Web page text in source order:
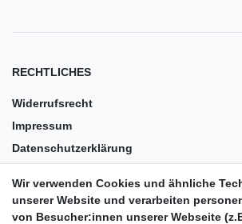
RECHTLICHES
Widerrufsrecht
Impressum
Datenschutzerklärung
Barrierefreiheit
Wir verwenden Cookies und ähnliche
unserer Website und verarbeiten
von Besucher:innen unserer Webseite